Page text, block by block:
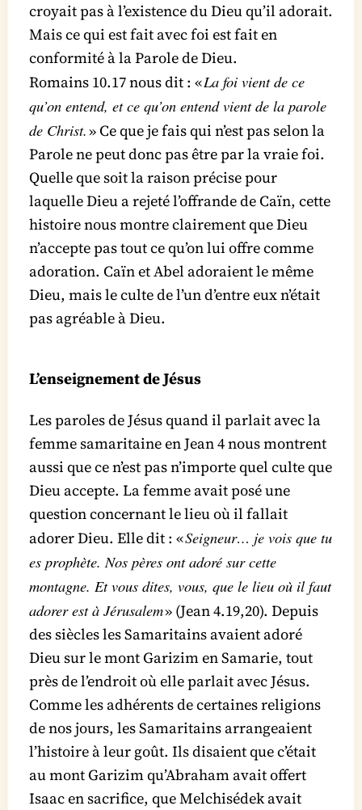
croyait pas à l’existence du Dieu qu’il adorait.
Mais ce qui est fait avec foi est fait en
conformité à la Parole de Dieu.
Romains 10.17 nous dit : «La foi vient de ce
qu’on entend, et ce qu’on entend vient de la parole
de Christ.» Ce que je fais qui n’est pas selon la
Parole ne peut donc pas être par la vraie foi.
Quelle que soit la raison précise pour
laquelle Dieu a rejeté l’offrande de Caïn, cette
histoire nous montre clairement que Dieu
n’accepte pas tout ce qu’on lui offre comme
adoration. Caïn et Abel adoraient le même
Dieu, mais le culte de l’un d’entre eux n’était
pas agréable à Dieu.
L’enseignement de Jésus
Les paroles de Jésus quand il parlait avec la
femme samaritaine en Jean 4 nous montrent
aussi que ce n’est pas n’importe quel culte que
Dieu accepte. La femme avait posé une
question concernant le lieu où il fallait
adorer Dieu. Elle dit : «Seigneur… je vois que tu
es prophète. Nos pères ont adoré sur cette
montagne. Et vous dites, vous, que le lieu où il faut
adorer est à Jérusalem» (Jean 4.19,20). Depuis
des siècles les Samaritains avaient adoré
Dieu sur le mont Garizim en Samarie, tout
près de l’endroit où elle parlait avec Jésus.
Comme les adhérents de certaines religions
de nos jours, les Samaritains arrangeaient
l’histoire à leur goût. Ils disaient que c’était
au mont Garizim qu’Abraham avait offert
Isaac en sacrifice, que Melchisédek avait